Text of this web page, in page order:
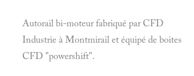
Autorail bi-moteur fabriqué par CFD
Industrie à Montmirail et équipé de boites
CFD "powershift".